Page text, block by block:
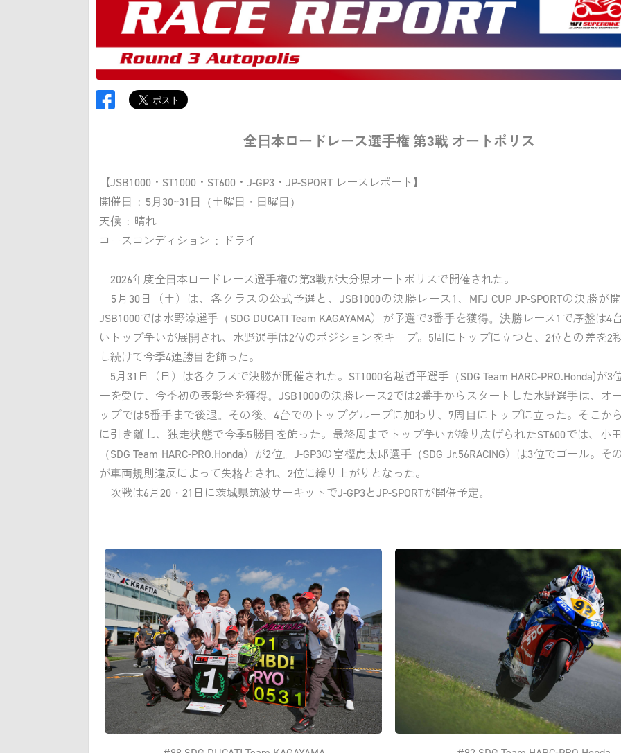
全日本ロードレース選手権 第3戦 オートポリス
【JSB1000・ST1000・ST600・J-GP3・JP-SPORT レースレポート】
開催日 : 5月30~31日（土曜日・日曜日）
天候 : 晴れ
コースコンディション : ドライ
2026年度全日本ロードレース選手権の第3戦が大分県オートポリスで開催された。
5月30日（土）は、各クラスの公式予選と、JSB1000の決勝レース1、MFJ CUP JP-SPORTの決勝が
JSB1000では水野涼選手（SDG DUCATI Team KAGAYAMA）が予選で3番手を獲得。決勝レース1で序盤は4
いトップ争いが展開され、水野選手は2位のポジションをキープ。5周にトップに立つと、2位との差を2
し続けて今季4連勝目を飾った。
5月31日（日）は各クラスで決勝が開催された。ST1000名越哲平選手（SDG Team HARC-PRO.Honda)が3
ーを受け、今季初の表彰台を獲得。JSB1000の決勝レース2では2番手からスタートした水野選手は、オ
ップでは5番手まで後退。その後、4台でのトップグループに加わり、7周目にトップに立った。そこか
に引き離し、独走状態で今季5勝目を飾った。最終周までトップ争いが繰り広げられたST600では、小
（SDG Team HARC-PRO.Honda）が2位。J-GP3の富樫虎太郎選手（SDG Jr.56RACING）は3位でゴール。
が車両規則違反によって失格とされ、2位に繰り上がりとなった。
次戦は6月20・21日に茨城県筑波サーキットでJ-GP3とJP-SPORTが開催予定。